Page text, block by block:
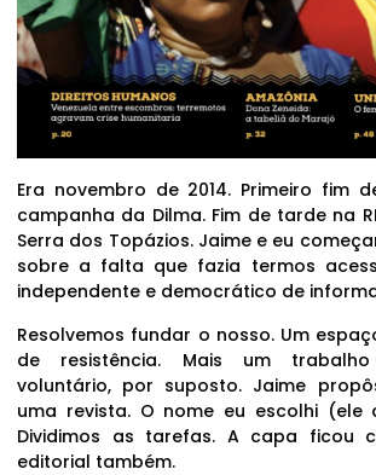
Era novembro de 2014. Primeiro fim
campanha da Dilma. Fim de tarde na
Serra dos Topázios. Jaime e eu
sobre a falta que fazia termos
independente e democrático de
Resolvemos fundar o nosso. Um
de resistência. Mais um
voluntário, por suposto. Jaime
uma revista. O nome eu escolhi (ele
Dividimos as tarefas. A capa ficou
editorial também.